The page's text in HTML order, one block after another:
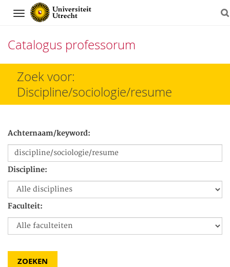
Navigation
Catalogus professorum
Direct
het
Zoek voor:
Discipline/sociologie/resume
Achternaam/keyword:
Discipline:
Faculteit: